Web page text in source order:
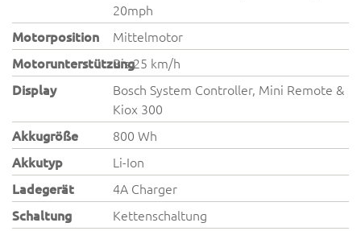
20mph
Motorposition
Mittelmotor
MotorunterstützungBis 25 km/h
Display
Bosch System Controller, Mini Remote &
Kiox 300
Akkugröße
800 Wh
Akkutyp
Li-Ion
Ladegerät
4A Charger
Schaltung
Kettenschaltung